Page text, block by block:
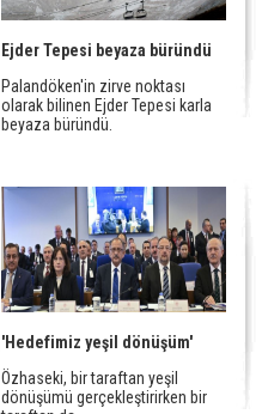
Ejder Tepesi beyaza büründü
Palandöken'in zirve noktası
olarak bilinen Ejder Tepesi karla
beyaza büründü.
'Hedefimiz yeşil dönüşüm'
Özhaseki, bir taraftan yeşil
dönüşümü gerçekleştirirken bir